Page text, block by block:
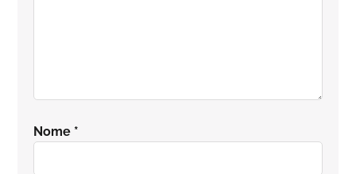
Nome *